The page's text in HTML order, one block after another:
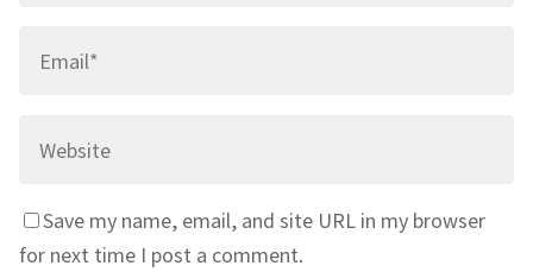
Save my name, email, and site URL in my browser
for next time I post a comment.